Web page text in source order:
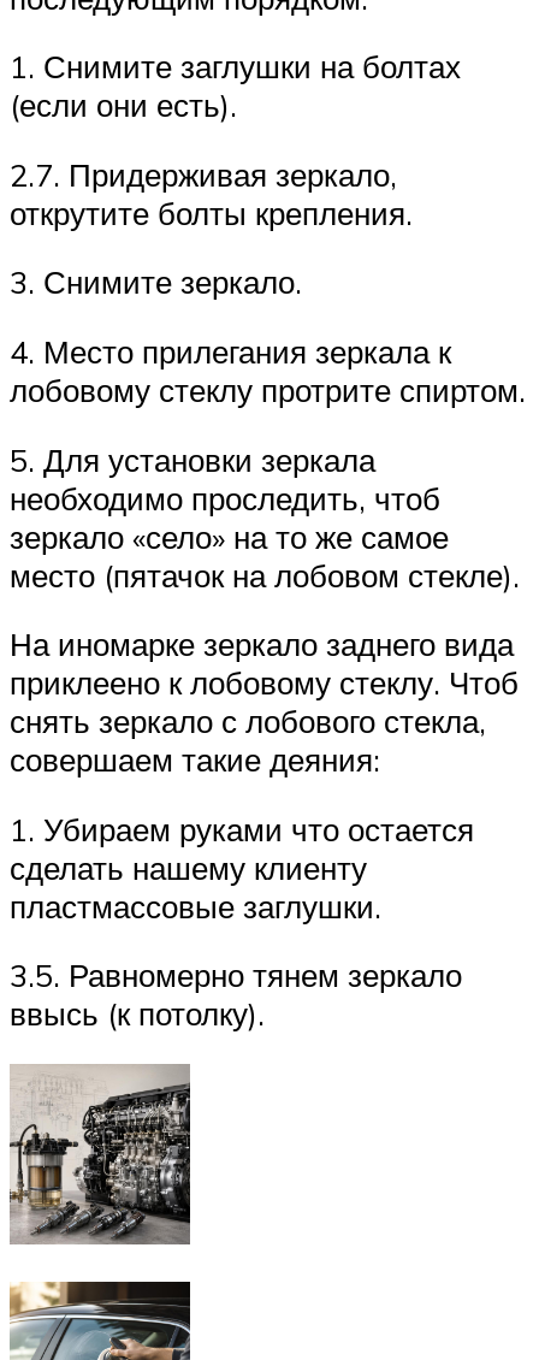
1. Снимите заглушки на болтах
(если они есть).
2.7. Придерживая зеркало,
открутите болты крепления.
3. Снимите зеркало.
4. Место прилегания зеркала к
лобовому стеклу протрите спиртом.
5. Для установки зеркала
необходимо проследить, чтоб
зеркало «село» на то же самое
место (пятачок на лобовом стекле).
На иномарке зеркало заднего вида
приклеено к лобовому стеклу. Чтоб
снять зеркало с лобового стекла,
совершаем такие деяния:
1. Убираем руками что остается
сделать нашему клиенту
пластмассовые заглушки.
3.5. Равномерно тянем зеркало
ввысь (к потолку).